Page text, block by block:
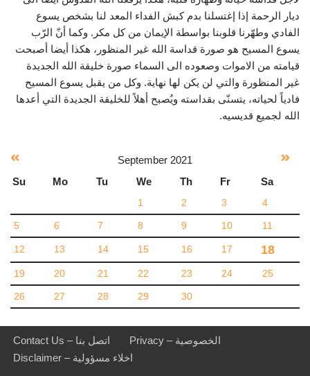
ديار الرحمة إذا إغتسلنا بدم كبش الفداء المعد لنا بشخص يسوع
الفادي وطهّرنا قلوبنا بواسطة الإيمان من كل مكر. وكما أنّ الرّب
يسوع المسيح هو صورة قداسة الله غير المنظور، هكذا أيضا أصبحت
قيامته من الاموات وصعوده الى السماء صورة خليقة الله الجديدة
غير المنظورة والتي لن يكن لها نهاية. وكل من يقبل يسوع المسيح
فادياً لحياته، يتسنّى بقداسته ويُصبح أهلاً للخليقة الجديدة التي أعدها
الله لجميع قديسيه.
September 2021
Su
Mo Tu We Th Fr Sa
1 2 3 4
5 6 7 8 9 10 11
12 13 14 15 16 17 18
19 20 21 22 23 24 25
26 27 28 29 30
Contact Us – اتصل بنا
Privacy – الخصوصية
Disclaimer – اخلاء مسؤولية